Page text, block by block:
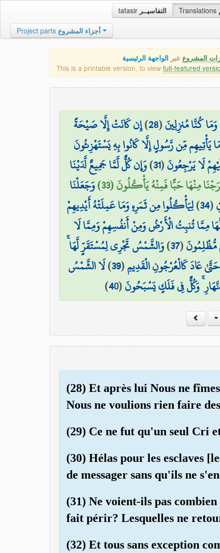
tafasir التفاسيــر Translations
Project parts أجزاء المشروع
المشروع عبر الواجهة الرئيسية
This is a printable version, to view full-featured
كُنَّا مُنزِلِينَ(
28
)إِن كَانَتْ إِلَّا صَيْحَةً
يَأْتِيهِم مِّن رَّسُولٍ إِلَّا كَانُوا بِهِ يَسْتَهْزِئُونَ
لَا يَرْجِعُونَ(
31
)وَإِن كُلٌّ لَّمَّا جَمِيعٌ لَّدَيْنَا
مِنْهَا حَبًّا فَمِنْهُ يَأْكُلُونَ (33)
وَجَعَلْنَا
(
34
)لِيَأْكُلُوا مِن ثَمَرِهِ وَمَا عَمِلَتْهُ أَيْدِيهِمْ
مِمَّا تُنبِتُ الْأَرْضُ وَمِنْ أَنفُسِهِمْ وَمِمَّا لَا
مُّظْلِمُونَ(
37
)وَالشَّمْسُ تَجْرِي لِمُسْتَقَرٍّ لَّهَا ۚ
عَادَ كَالْعُرْجُونِ الْقَدِيمِ(
39
)لَا الشَّمْسُ
وَكُلٌّ فِي فَلَكٍ يَسْبَحُونَ(
40
)
(28) Et après lui Nous ne
Nous ne voulions rien faire
(29) Ce ne fut qu'un seul Cri
(30) Hélas pour les esclaves
de messager sans qu'ils ne
(31) Ne voient-ils pas
fait périr? Lesquelles ne
(32) Et tous sans exception